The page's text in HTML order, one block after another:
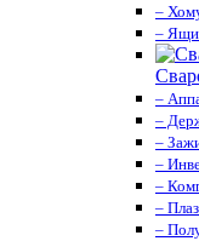
–
–
–
–
–
–
–
–
–